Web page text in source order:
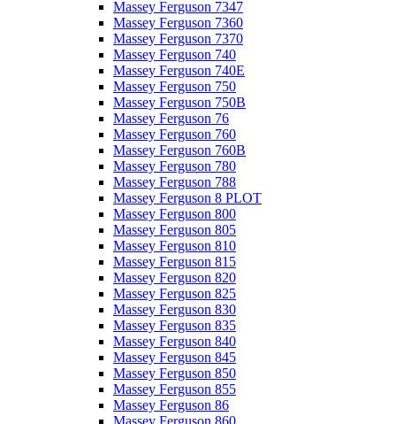
Massey Ferguson 7347
Massey Ferguson 7360
Massey Ferguson 7370
Massey Ferguson 740
Massey Ferguson 740E
Massey Ferguson 750
Massey Ferguson 750B
Massey Ferguson 76
Massey Ferguson 760
Massey Ferguson 760B
Massey Ferguson 780
Massey Ferguson 788
Massey Ferguson 8 PLOT
Massey Ferguson 800
Massey Ferguson 805
Massey Ferguson 810
Massey Ferguson 815
Massey Ferguson 820
Massey Ferguson 825
Massey Ferguson 830
Massey Ferguson 835
Massey Ferguson 840
Massey Ferguson 845
Massey Ferguson 850
Massey Ferguson 855
Massey Ferguson 86
Massey Ferguson 860